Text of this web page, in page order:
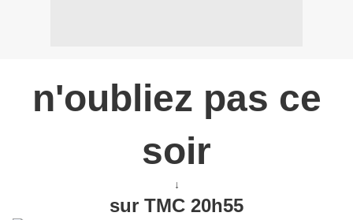
n'oubliez pas ce
soir
↓
sur TMC 20h55